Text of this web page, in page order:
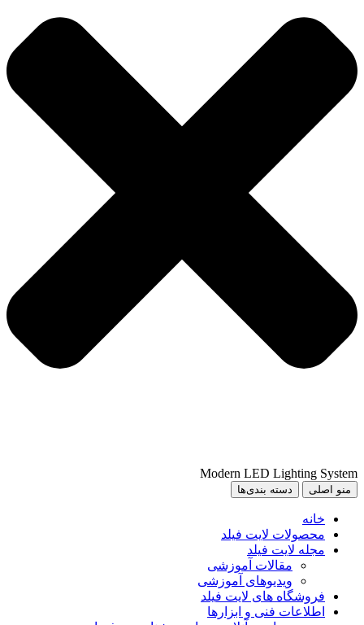
Modern LED Lighting System
منو اصلی دسته بندی‌ها
خانه
محصولات لایت فیلد
مجله لایت فیلد
مقالات آموزشی
ویدیوهای آموزشی
فروشگاه های لایت فیلد
اطلاعات فنی و ابزارها